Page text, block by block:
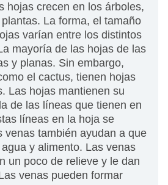
hojas crecen en los árboles,
La forma, el tamaño
varían entre los distintos
mayoría de las hojas de las
y planas. Sin embargo,
el cactus, tienen hojas
Las hojas mantienen su
de las líneas que tienen en
líneas en la hoja se
venas también ayudan a que
y alimento. Las venas
un poco de relieve y le dan
venas pueden formar